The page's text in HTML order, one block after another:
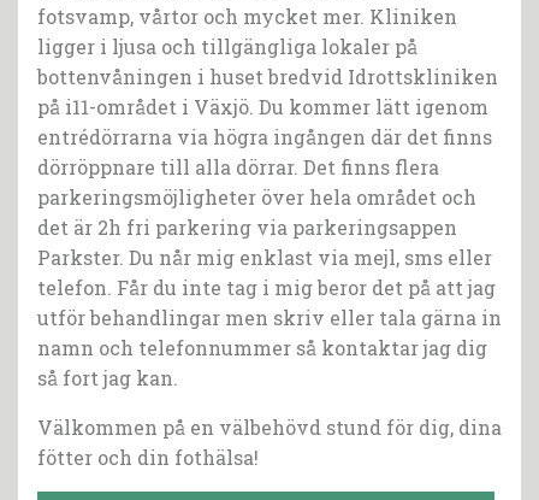
fotsvamp, vårtor och mycket mer. Kliniken
ligger i ljusa och tillgängliga lokaler på
bottenvåningen i huset bredvid Idrottskliniken
på i11-området i Växjö. Du kommer lätt igenom
entrédörrarna via högra ingången där det finns
dörröppnare till alla dörrar. Det finns flera
parkeringsmöjligheter över hela området och
det är 2h fri parkering via parkeringsappen
Parkster. Du når mig enklast via mejl, sms eller
telefon. Får du inte tag i mig beror det på att jag
utför behandlingar men skriv eller tala gärna in
namn och telefonnummer så kontaktar jag dig
så fort jag kan.
Välkommen på en välbehövd stund för dig, dina
fötter och din fothälsa!